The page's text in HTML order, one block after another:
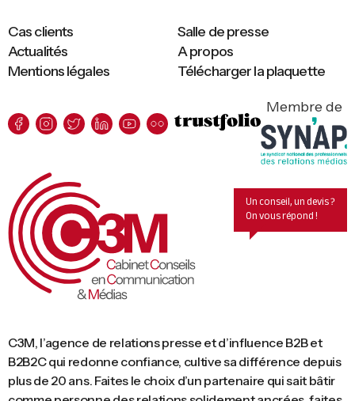
C3M, l’agence de relations presse et d’influence B2B et
B2B2C qui redonne confiance, cultive sa différence depuis
plus de 20 ans. Faites le choix d’un partenaire qui sait bâtir
Mentions légales Télécharger la plaquette
Cas clients
Salle de presse
Actualités
A propos
Membre de
Un conseil, un devis ?
On vous répond !